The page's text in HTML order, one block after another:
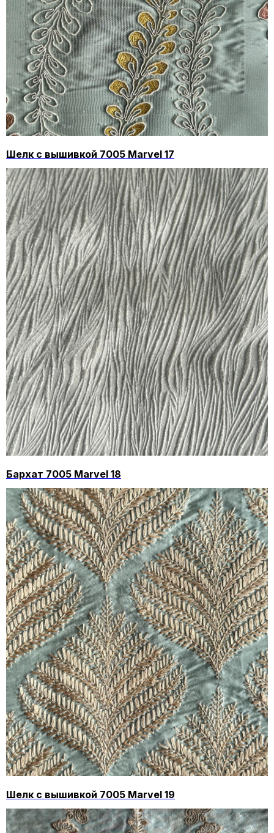
Шелк с вышивкой 7005 Marvel 17
Бархат 7005 Marvel 18
Шелк с вышивкой 7005 Marvel 19